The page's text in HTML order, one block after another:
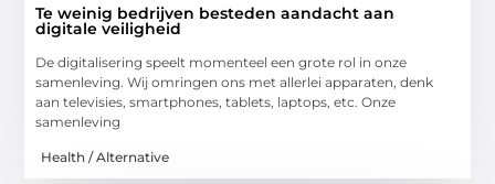
Te weinig bedrijven besteden aandacht aan
digitale veiligheid
De digitalisering speelt momenteel een grote rol in onze
samenleving. Wij omringen ons met allerlei apparaten, denk
aan televisies, smartphones, tablets, laptops, etc. Onze
samenleving
Health / Alternative